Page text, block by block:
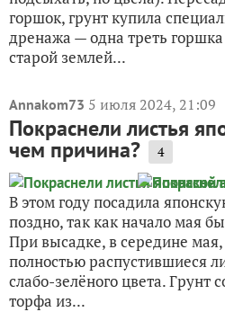
горшок, грунт купила
дренажа — одна треть
старой землей...
Annakom73 5 июля 2024, 21:09
Покраснели листья
чем причина? 4
В этом году посадила
поздно, так как начало мая
При высадке, в середине
полностью распустившиеся
слабо-зелёного цвета. Грунт
торфа из...